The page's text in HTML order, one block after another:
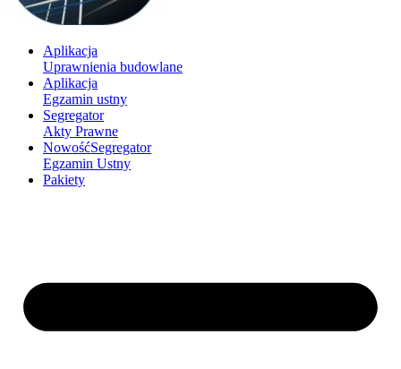
Aplikacja
Uprawnienia budowlane
Aplikacja
Egzamin ustny
Segregator
Akty Prawne
NowośćSegregator
Egzamin Ustny
Pakiety